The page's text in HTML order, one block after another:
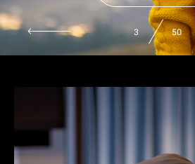
3 50